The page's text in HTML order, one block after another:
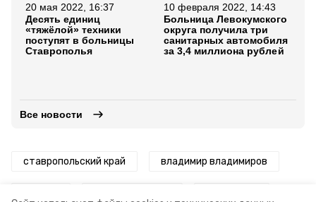
20 мая 2022, 16:37
Десять единиц
«тяжёлой» техники
поступят в больницы
Ставрополья
10 февраля 2022, 14:43
Больница Левокумского
округа получила три
санитарных автомобиля
за 3,4 миллиона рублей
Все новости
ставропольский край владимир владимиров